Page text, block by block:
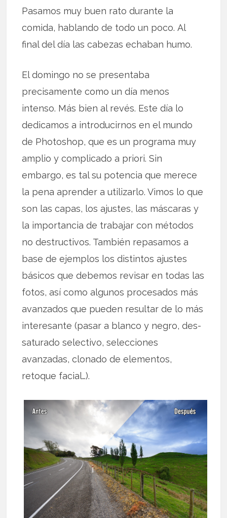
Pasamos muy buen rato durante la
comida, hablando de todo un poco. Al
final del día las cabezas echaban humo.
El domingo no se presentaba
precisamente como un día menos
intenso. Más bien al revés. Este día lo
dedicamos a introducirnos en el mundo
de Photoshop, que es un programa muy
amplio y complicado a priori. Sin
embargo, es tal su potencia que merece
la pena aprender a utilizarlo. Vimos lo que
son las capas, los ajustes, las máscaras y
la importancia de trabajar con métodos
no destructivos. También repasamos a
base de ejemplos los distintos ajustes
básicos que debemos revisar en todas las
fotos, así como algunos procesados más
avanzados que pueden resultar de lo más
interesante (pasar a blanco y negro, des-
saturado selectivo, selecciones
avanzadas, clonado de elementos,
retoque facial…).